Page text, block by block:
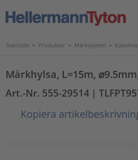
Startsida > Produkter > Märksystem >
Märkhylsa, L=15m,
Art.-Nr. 555-29514 |
Kopiera